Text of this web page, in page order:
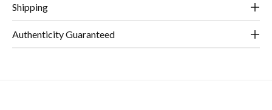
Shipping
Authenticity Guaranteed